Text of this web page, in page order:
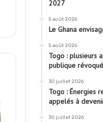
2027
5 août 2026
Le Ghana
5 août 2026
Togo : plusieurs
publique
30 juillet 2026
Togo : Énergies
appelés à
30 juillet 2026